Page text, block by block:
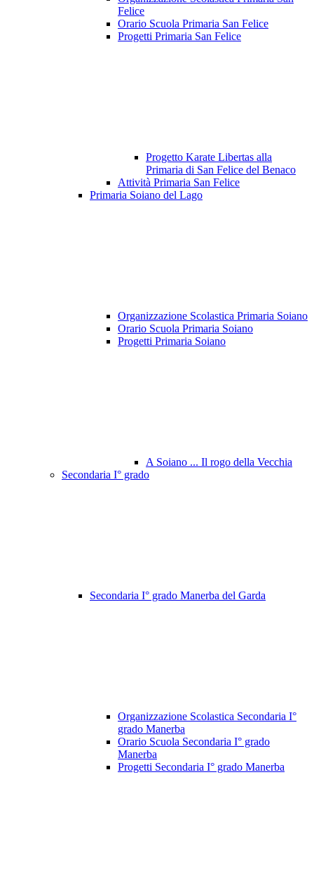
Felice
Orario Scuola Primaria San Felice
Progetti Primaria San Felice
Progetto Karate Libertas alla
Primaria di San Felice del Benaco
Attività Primaria San Felice
Primaria Soiano del Lago
Organizzazione Scolastica Primaria Soiano
Orario Scuola Primaria Soiano
Progetti Primaria Soiano
A Soiano ... Il rogo della Vecchia
Secondaria I° grado
Secondaria I° grado Manerba del Garda
Organizzazione Scolastica Secondaria I°
grado Manerba
Orario Scuola Secondaria I° grado
Manerba
Progetti Secondaria I° grado Manerba